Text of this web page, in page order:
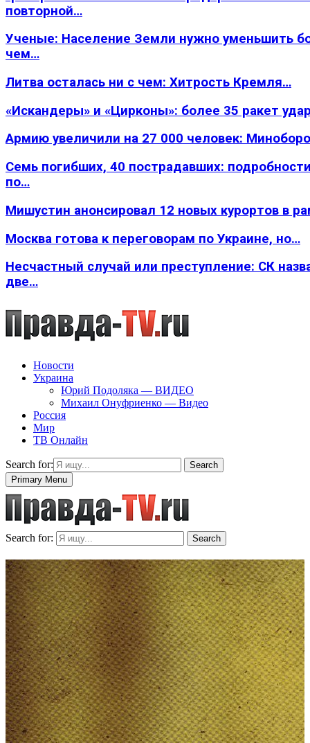
повторной…
Ученые: Население Земли нужно уменьшить
чем…
Литва осталась ни с чем: Хитрость Кремля…
«Искандеры» и «Цирконы»: более 35 ракет
Армию увеличили на 27 000 человек:
Семь погибших, 40 пострадавших:
по…
Мишустин анонсировал 12 новых курортов в
Москва готова к переговорам по Украине, но…
Несчастный случай или преступление: СК
две…
Новости
Украина
Юрий Подоляка — ВИДЕО
Михаил Онуфриенко — Видео
Россия
Мир
ТВ Онлайн
Search for:
Search
Primary Menu
Search for: Search